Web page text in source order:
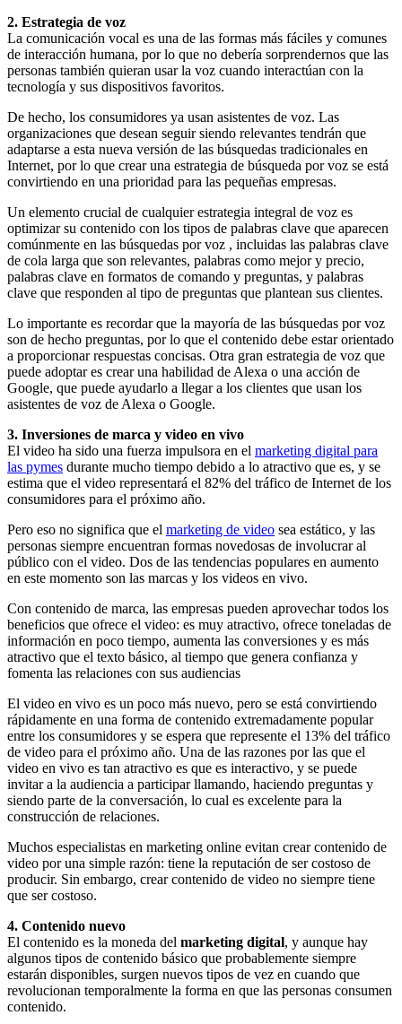
2. Estrategia de voz
La comunicación vocal es una de las formas más fáciles y comunes
de interacción humana, por lo que no debería sorprendernos que las
personas también quieran usar la voz cuando interactúan con la
tecnología y sus dispositivos favoritos.
De hecho, los consumidores ya usan asistentes de voz. Las
organizaciones que desean seguir siendo relevantes tendrán que
adaptarse a esta nueva versión de las búsquedas tradicionales en
Internet, por lo que crear una estrategia de búsqueda por voz se está
convirtiendo en una prioridad para las pequeñas empresas.
Un elemento crucial de cualquier estrategia integral de voz es
optimizar su contenido con los tipos de palabras clave que aparecen
comúnmente en las búsquedas por voz , incluidas las palabras clave
de cola larga que son relevantes, palabras como mejor y precio,
palabras clave en formatos de comando y preguntas, y palabras
clave que responden al tipo de preguntas que plantean sus clientes.
Lo importante es recordar que la mayoría de las búsquedas por voz
son de hecho preguntas, por lo que el contenido debe estar orientado
a proporcionar respuestas concisas. Otra gran estrategia de voz que
puede adoptar es crear una habilidad de Alexa o una acción de
Google, que puede ayudarlo a llegar a los clientes que usan los
asistentes de voz de Alexa o Google.
3. Inversiones de marca y video en vivo
El video ha sido una fuerza impulsora en el marketing digital para
las pymes durante mucho tiempo debido a lo atractivo que es, y se
estima que el video representará el 82% del tráfico de Internet de los
consumidores para el próximo año.
Pero eso no significa que el marketing de video sea estático, y las
personas siempre encuentran formas novedosas de involucrar al
público con el video. Dos de las tendencias populares en aumento
en este momento son las marcas y los videos en vivo.
Con contenido de marca, las empresas pueden aprovechar todos los
beneficios que ofrece el video: es muy atractivo, ofrece toneladas de
información en poco tiempo, aumenta las conversiones y es más
atractivo que el texto básico, al tiempo que genera confianza y
fomenta las relaciones con sus audiencias
El video en vivo es un poco más nuevo, pero se está convirtiendo
rápidamente en una forma de contenido extremadamente popular
entre los consumidores y se espera que represente el 13% del tráfico
de video para el próximo año. Una de las razones por las que el
video en vivo es tan atractivo es que es interactivo, y se puede
invitar a la audiencia a participar llamando, haciendo preguntas y
siendo parte de la conversación, lo cual es excelente para la
construcción de relaciones.
Muchos especialistas en marketing online evitan crear contenido de
video por una simple razón: tiene la reputación de ser costoso de
producir. Sin embargo, crear contenido de video no siempre tiene
que ser costoso.
4. Contenido nuevo
El contenido es la moneda del marketing digital, y aunque hay
algunos tipos de contenido básico que probablemente siempre
estarán disponibles, surgen nuevos tipos de vez en cuando que
revolucionan temporalmente la forma en que las personas consumen
contenido.